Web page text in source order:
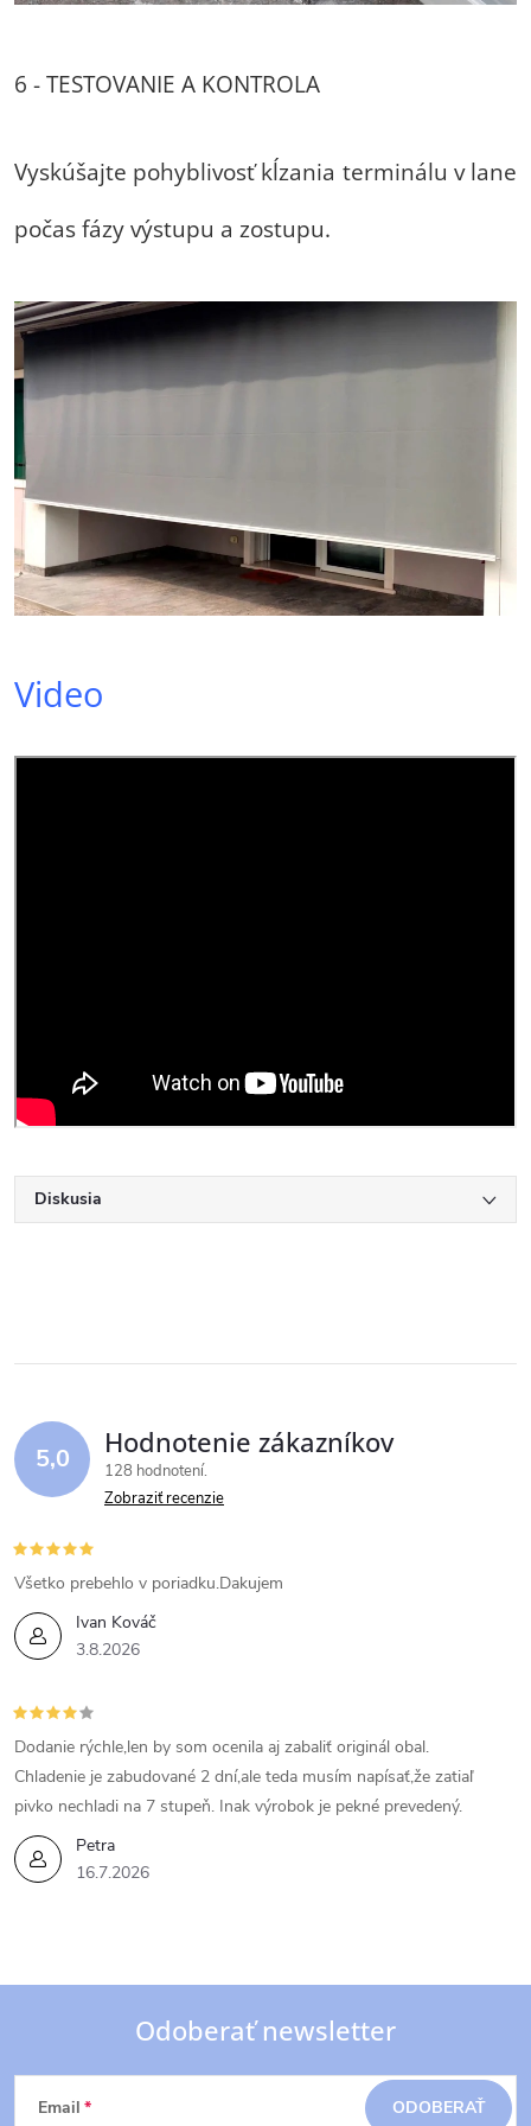
6 - TESTOVANIE A KONTROLA
Vyskúšajte pohyblivosť kĺzania terminálu v lane
počas fázy výstupu a zostupu.
Video
Diskusia
5,0 Hodnotenie zákazníkov
128 hodnotení
Zobraziť recenzie
Ivan Kováč
3.8.2026
Všetko prebehlo v poriadku.Dakujem
Petra
16.7.2026
Dodanie rýchle,len by som ocenila aj zabaliť originál obal.
Chladenie je zabudované 2 dní,ale teda musím napísať,že zatiaľ
pivko nechladi na 7 stupeň. Inak výrobok je pekné prevedený.
Z
Odoberať newsletter
Email ODOBERAŤ